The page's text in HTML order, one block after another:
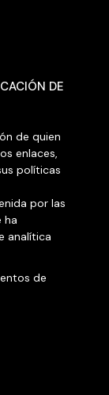
DE
de quien
enlaces,
políticas
por las
ha
analítica
de